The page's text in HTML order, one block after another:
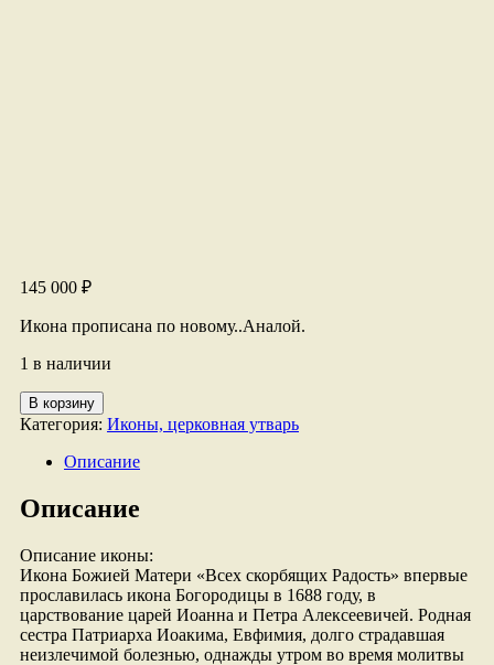
145 000 ₽
Икона прописана по новому..Аналой.
1 в наличии
Количество
товара
Божьей
«ВСЕХ
СКОРБЯЩИХ
В корзину
Категория: Иконы, церковная утварь
Описание
Описание
Описание иконы:
Икона Божией Матери «Всех скорбящих Радость» впервые
прославилась икона Богородицы в 1688 году, в
царствование царей Иоанна и Петра Алексеевичей. Родная
сестра Патриарха Иоакима, Евфимия, долго страдавшая
неизлечимой болезнью, однажды утром во время молитвы